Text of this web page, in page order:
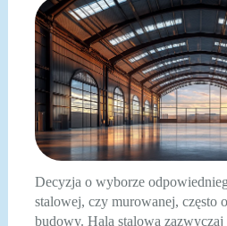
Decyzja o wyborze
stalowej, czy murowanej, często
budowy. Hala stalowa